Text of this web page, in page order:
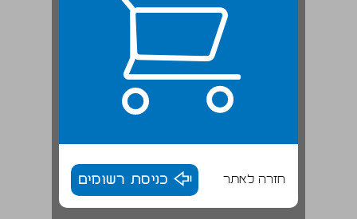
חזרה לאתר כניסת רשומים